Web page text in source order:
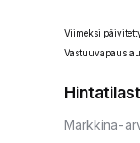
Viimeksi
Markkina-